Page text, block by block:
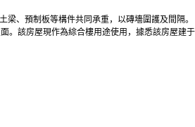
、預制板等構件共同承重，以磚墻圍護及間隔。
。該房屋現作為綜合樓用途使用，據悉該房屋建于